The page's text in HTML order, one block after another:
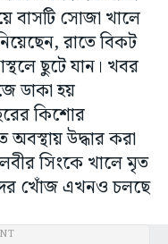
বাসটি সোজা খালে
রাতে বিকট
ছুটে যান। খবর
ডাকা হয়
কিশোর
উদ্ধার করা
সিংকে খালে মৃত
খোঁজ এখনও চলছে